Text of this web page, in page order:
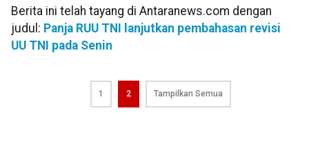
Berita ini telah tayang di Antaranews.com dengan
judul: Panja RUU TNI lanjutkan pembahasan revisi
UU TNI pada Senin
1 2 Tampilkan Semua